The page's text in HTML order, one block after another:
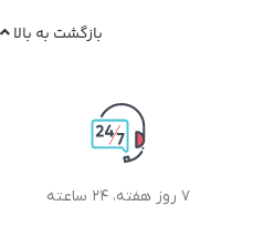
بازگشت به بالا
۷ روز هفته، ۲۴ ساعته